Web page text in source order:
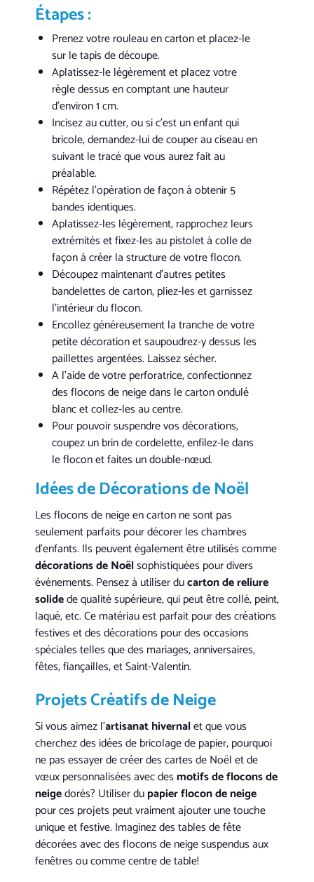
Étapes :
Prenez votre rouleau en carton et placez-le
sur le tapis de découpe.
Aplatissez-le légèrement et placez votre
règle dessus en comptant une hauteur
d’environ 1 cm.
Incisez au cutter, ou si c’est un enfant qui
bricole, demandez-lui de couper au ciseau en
suivant le tracé que vous aurez fait au
préalable.
Répétez l’opération de façon à obtenir 5
bandes identiques.
Aplatissez-les légèrement, rapprochez leurs
extrémités et fixez-les au pistolet à colle de
façon à créer la structure de votre flocon.
Découpez maintenant d’autres petites
bandelettes de carton, pliez-les et garnissez
l’intérieur du flocon.
Encollez généreusement la tranche de votre
petite décoration et saupoudrez-y dessus les
paillettes argentées. Laissez sécher.
A l’aide de votre perforatrice, confectionnez
des flocons de neige dans le carton ondulé
blanc et collez-les au centre.
Pour pouvoir suspendre vos décorations,
coupez un brin de cordelette, enfilez-le dans
le flocon et faites un double-nœud.
Idées de Décorations de Noël
Les flocons de neige en carton ne sont pas
seulement parfaits pour décorer les chambres
d’enfants. Ils peuvent également être utilisés comme
décorations de Noëlsophistiquées pour divers
événements. Pensez à utiliser ducarton de reliure
solidede qualité supérieure, qui peut être collé, peint,
laqué, etc. Ce matériau est parfait pour des créations
festives et des décorations pour des occasions
spéciales telles que des mariages, anniversaires,
fêtes, fiançailles, et Saint-Valentin.
Projets Créatifs de Neige
Si vous aimez l’artisanat hivernalet que vous
cherchez des idées de bricolage de papier, pourquoi
ne pas essayer de créer des cartes de Noël et de
vœux personnalisées avec desmotifs de flocons de
neigedorés? Utiliser dupapier flocon de neige
pour ces projets peut vraiment ajouter une touche
unique et festive. Imaginez des tables de fête
décorées avec des flocons de neige suspendus aux
fenêtres ou comme centre de table!